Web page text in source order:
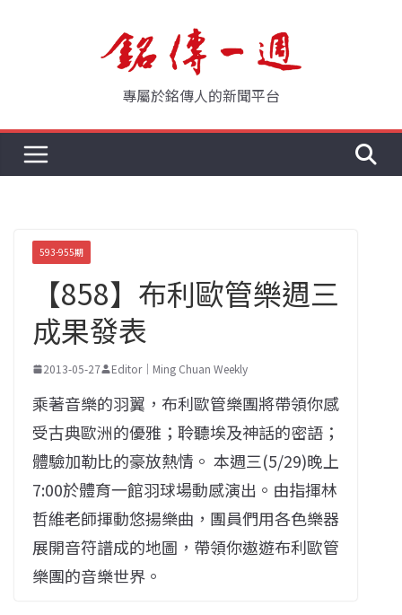
專屬於銘傳人的新聞平台
593-955期
【858】布利歐管樂週三
成果發表
2013-05-27 Editor｜Ming Chuan Weekly
乘著音樂的羽翼，布利歐管樂團將帶領你感
受古典歐洲的優雅；聆聽埃及神話的密語；
體驗加勒比的豪放熱情。 本週三(5/29)晚上
7:00於體育一館羽球場動感演出。由指揮林
哲維老師揮動悠揚樂曲，團員們用各色樂器
展開音符譜成的地圖，帶領你遨遊布利歐管
樂團的音樂世界。